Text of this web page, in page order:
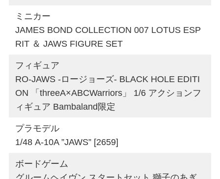
ミニカー
JAMES BOND COLLECTION 007 LOTUS ESP
RIT ＆ JAWS FIGURE SET
フィギュア
RO-JAWS -ロージョーズ- BLACK HOLE EDITI
ON 「threeA×ABCWarriors」 1/6 アクションフ
ィギュア Bambaland限定
プラモデル
1/48 A-10A ”JAWS” [2659]
ボードゲーム